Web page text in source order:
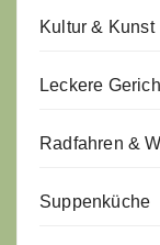
Kultur & Kunst
Leckere
Radfahren &
Suppenküche